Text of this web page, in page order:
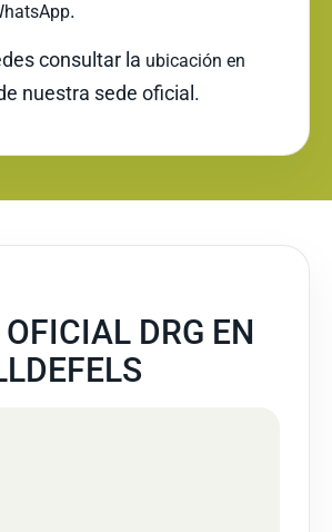
.
consultar la ubicación en
nuestra sede oficial.
DRG EN